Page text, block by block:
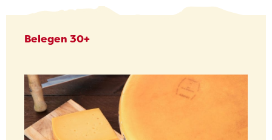
Belegen 30+